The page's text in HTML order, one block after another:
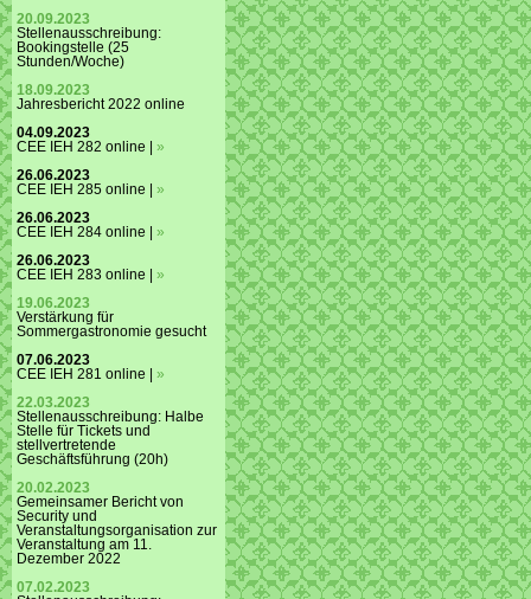
20.09.2023
Stellenausschreibung:
Bookingstelle (25
Stunden/Woche)
18.09.2023
Jahresbericht 2022 online
04.09.2023
CEE IEH 282 online | »
26.06.2023
CEE IEH 285 online | »
26.06.2023
CEE IEH 284 online | »
26.06.2023
CEE IEH 283 online | »
19.06.2023
Verstärkung für
Sommergastronomie gesucht
07.06.2023
CEE IEH 281 online | »
22.03.2023
Stellenausschreibung: Halbe
Stelle für Tickets und
stellvertretende
Geschäftsführung (20h)
20.02.2023
Gemeinsamer Bericht von
Security und
Veranstaltungsorganisation zur
Veranstaltung am 11.
Dezember 2022
07.02.2023